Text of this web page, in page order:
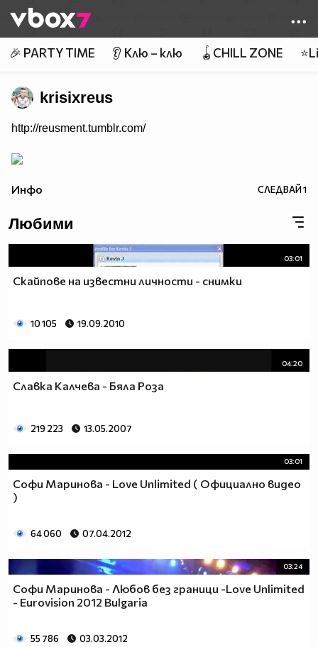
👾
🎉 PARTY TIME 👂 Клю – клю 🪀CHILL ZONE
krisixreus
http://reusment.tumblr.com/
Инфо СЛЕДВАЙ1
Любими
03:01
Скайпове на известни личности - снимки
10 105 19.09.2010
04:20
Славка Калчева - Бяла Роза
219 223 13.05.2007
03:01
Софи Маринова - Love Unlimited ( Официално видео
)
64 060 07.04.2012
03:24
Софи Маринова - Любов без граници -Love Unlimited
- Eurovision 2012 Bulgaria
55 786 03.03.2012